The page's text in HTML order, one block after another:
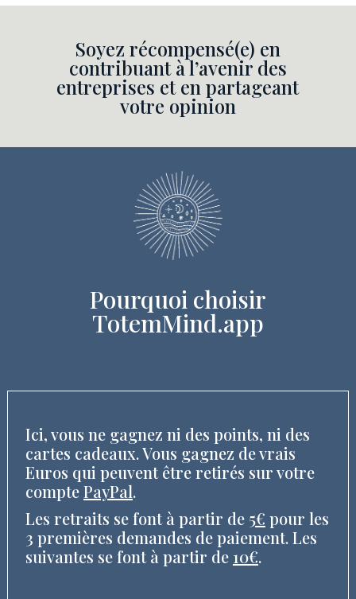
Soyez récompensé(e) en
contribuant à l’avenir des
entreprises et en partageant
votre opinion
Pourquoi choisir
TotemMind.app
Ici, vous ne gagnez ni des points, ni des
cartes cadeaux. Vous gagnez de vrais
Euros qui peuvent être retirés sur votre
comptePayPal.
Les retraits se font à partir de 5€ pour les
3 premières demandes de paiement. Les
suivantes se font à partir de 10€.